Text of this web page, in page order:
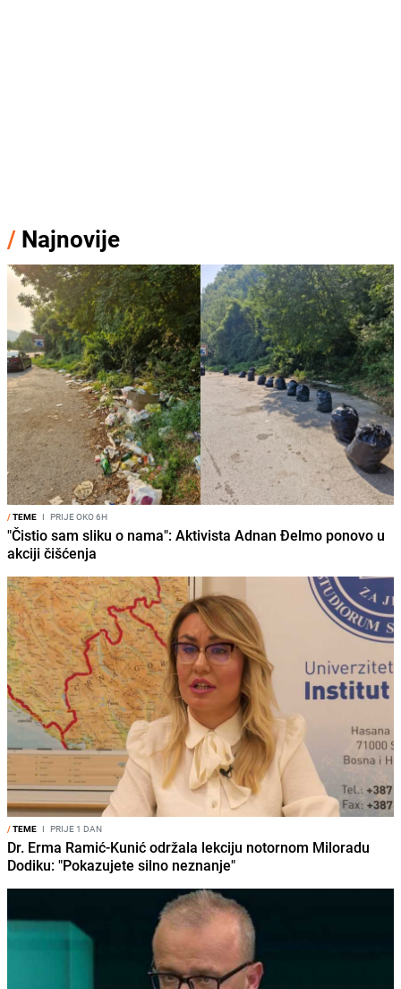
/ Najnovije
/TEME I PRIJE OKO 6H
"Čistio sam sliku o nama": Aktivista Adnan Đelmo ponovo u
akciji čišćenja
/TEME I PRIJE 1 DAN
Dr. Erma Ramić-Kunić održala lekciju notornom Miloradu
Dodiku: "Pokazujete silno neznanje"